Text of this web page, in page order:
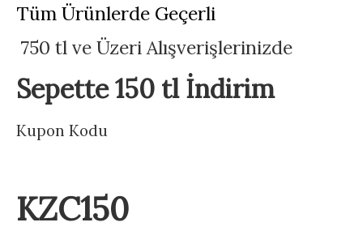
Tüm Ürünlerde Geçerli
750 tl ve Üzeri Alışverişlerinizde
Sepette 150 tl İndirim
Kupon Kodu
KZC150